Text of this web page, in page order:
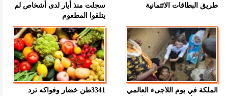
طريق البطاقات الائتمانية
سجلت منذ أيار لدى أشخاص لم
يتلقوا المطعوم
الملكة في يوم اللاجىء العالمي
3341طن خضار وفواكه ترد